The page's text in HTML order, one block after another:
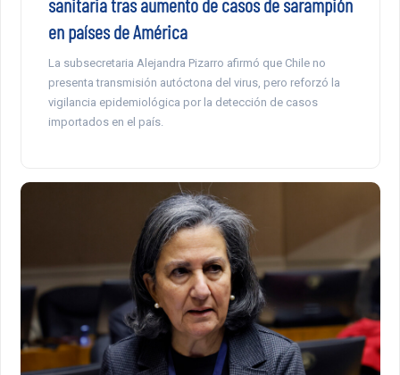
en países de América
La subsecretaria Alejandra Pizarro afirmó que Chile no
presenta transmisión autóctona del virus, pero reforzó la
vigilancia epidemiológica por la detección de casos
importados en el país.